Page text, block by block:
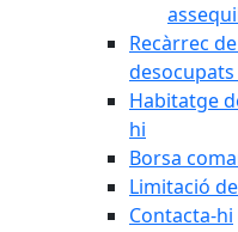
Recàrrec
Habitatge
hi
Borsa
Limitació
Contacta-hi